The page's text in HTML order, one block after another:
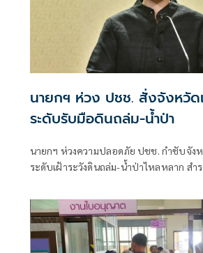
นายกฯ ห่วง ปชช. สั่งจังหวั
ระดับรับมือดินถล่ม-น้ำป่า
นายกฯ ห่วงความปลอดภัย ปชช. กำชับจังห
ระดับเฝ้าระวังดินถล่ม-น้ำป่าไหลหลาก สำร